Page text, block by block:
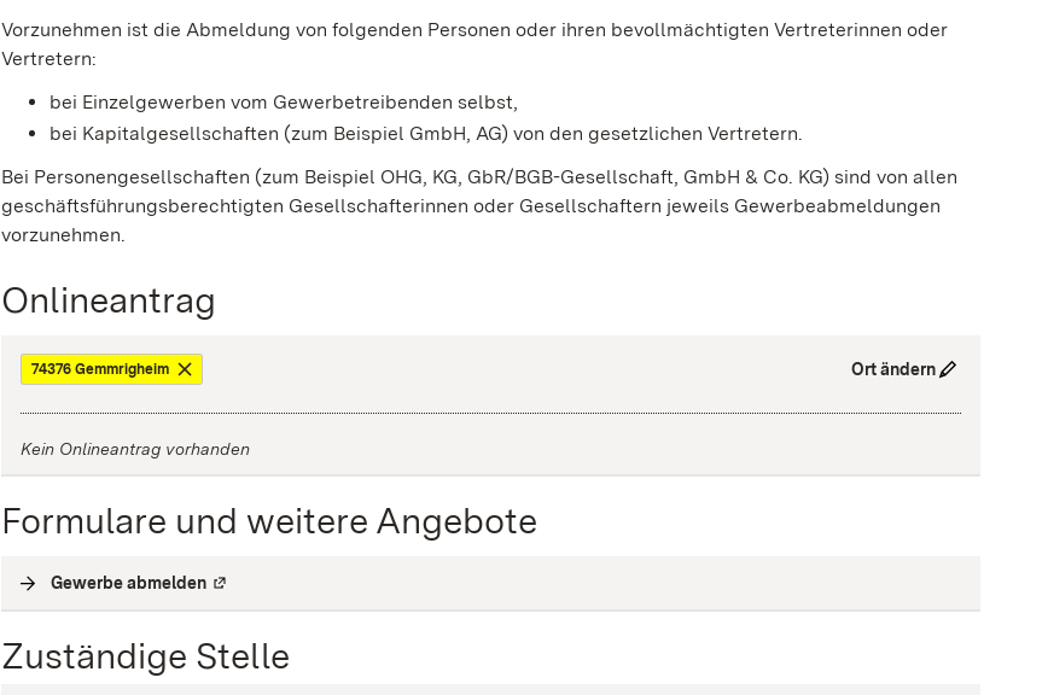
Vorzunehmen ist die Abmeldung von folgenden Personen oder ihren bevollmächtigten Vertreterinnen oder
Vertretern:
bei Einzelgewerben vom Gewerbetreibenden selbst,
bei Kapitalgesellschaften (zum Beispiel GmbH, AG) von den gesetzlichen Vertretern.
Bei Personengesellschaften (zum Beispiel OHG, KG, GbR/BGB-Gesellschaft, GmbH & Co. KG) sind von allen
geschäftsführungsberechtigten Gesellschafterinnen oder Gesellschaftern jeweils Gewerbeabmeldungen
vorzunehmen.
Onlineantrag
74376 Gemmrigheim Ort ändern
Kein Onlineantrag vorhanden
Formulare und weitere Angebote
Gewerbe abmelden Externe Verlinkung
Zuständige Stelle